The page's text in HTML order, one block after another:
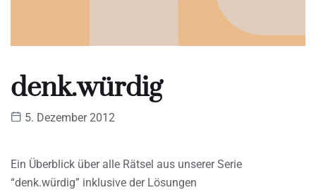
denk.würdig
5. Dezember 2012
Ein Überblick über alle Rätsel aus unserer Serie
“denk.würdig” inklusive der Lösungen